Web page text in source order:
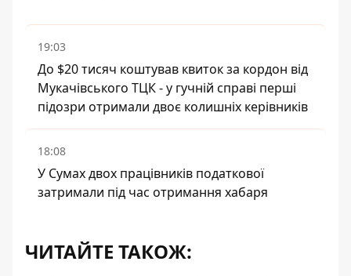
19:03
До $20 тисяч коштував квиток за кордон від
Мукачівського ТЦК - у гучній справі перші
підозри отримали двоє колишніх керівників
18:08
У Сумах двох працівників податкової
затримали під час отримання хабаря
ЧИТАЙТЕ ТАКОЖ: